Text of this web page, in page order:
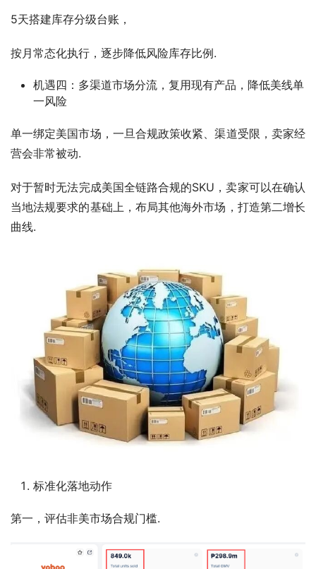
5天搭建库存分级台账，
按月常态化执行，逐步降低风险库存比例.
机遇四：多渠道市场分流，复用现有产品，降低美线单
一风险
单一绑定美国市场，一旦合规政策收紧、渠道受限，卖家经
营会非常被动.
对于暂时无法完成美国全链路合规的SKU，卖家可以在确认
当地法规要求的基础上，布局其他海外市场，打造第二增长
曲线.
标准化落地动作
第一，评估非美市场合规门槛.